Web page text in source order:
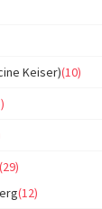
Keiser)(10)
(29)
(12)